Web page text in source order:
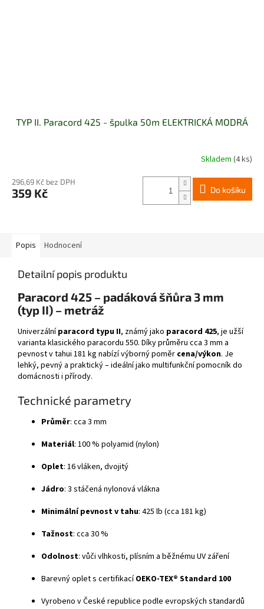
TYP II. Paracord 425 - špulka 50m ELEKTRICKÁ MODRÁ
Skladem (4 ks)
296,69 Kč bez DPH
359 Kč Do košíku
Popis Hodnocení
Detailní popis produktu
Paracord 425 – padáková šňůra 3 mm
(typ II) – metráž
Univerzálníparacord typu II, známý jako paracord 425, je užší
varianta klasického paracordu 550. Díky průměru cca 3 mm a
pevnost v tahui 181 kg nabízí výborný poměr cena/výkon. Je
lehký, pevný a praktický – ideální jako multifunkční pomocník do
domácnosti i přírody.
Technické parametry
Průměr: cca 3 mm
Materiál: 100 % polyamid (nylon)
Oplet: 16 vláken, dvojitý
Jádro: 3 stáčená nylonová vlákna
Minimální pevnost v tahu: 425 lb (cca 181 kg)
Tažnost: cca 30 %
Odolnost: vůči vlhkosti, plísním a běžnému UV záření
Barevný oplet s certifikacíOEKO-TEX® Standard 100
Vyrobeno v České republice podle evropských standardů